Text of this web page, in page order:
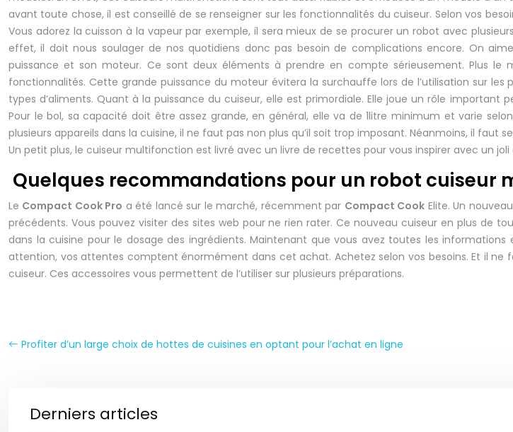
avant toute chose, il est conseillé de se renseigner sur les fonctionnalités du cuiseur. Selon vos
Vous adorez la cuisson à la vapeur par exemple, il sera mieux de se procurer un robot avec
effet, il doit nous soulager de nos quotidiens donc pas besoin de complications encore. On
puissance et son moteur. Ce sont deux éléments à prendre en compte sérieusement. Plus le
fonctionnalités. Cette grande puissance du moteur évitera la surchauffe lors de l’utilisation sur
types d’aliments. Quant à la puissance du cuiseur, elle est primordiale. Elle joue un rôle
Pour le bol, sa capacité doit être assez grande, en général, elle va de 1litre minimum et varie
plusieurs appareils dans la cuisine, il ne faut pas non plus qu’il soit trop imposant. Néanmoins, il
Un petit plus, le cuiseur multifonction est livré avec un livre de recettes pour vous inspirer avec un joli
Quelques recommandations pour un robot cuiseur
Le Compact Cook Pro a été lancé sur le marché, récemment par Compact Cook Elite. Un
précédents. Vous pouvez visiter des sites web pour ne rien rater. Ce nouveau cuiseur en plus de
dans la cuisine pour le dosage des ingrédients. Maintenant que vous avez toutes les
attention, vos attentes comptent énormément dans cet achat. Achetez selon vos besoins. Et il
cuiseur. Ces accessoires vous permettent de l’utiliser sur plusieurs préparations.
Profiter d’un large choix de hottes de cuisines en optant pour l’achat en ligne
Derniers articles